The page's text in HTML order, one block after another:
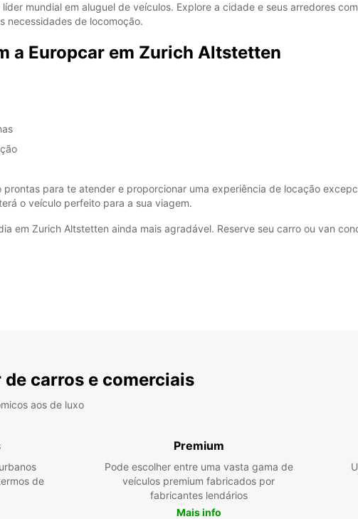
*com
mundial em aluguel de veículos. Explore a cidade e seus arredores
necessidades de locomoção.
a Europcar em Zurich Altstetten
para te atender e proporcionar uma experiência de locação
o veículo perfeito para a sua viagem.
em Zurich Altstetten ainda mais agradável. Reserve seu carro ou van
carros e comerciais
aos de luxo
de
Premium
Pode escolher entre uma vasta gama de
veículos premium fabricados por
fabricantes lendários
Mais info